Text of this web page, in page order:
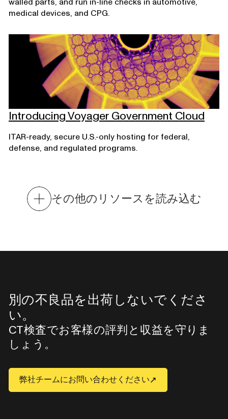
medical devices, and CPG.
Introducing Voyager Government Cloud
ITAR-ready, secure U.S.-only hosting for federal,
defense, and regulated programs.
その他のリソースを読み込む
別の不良品を出荷しないでくださ
い。
CT検査でお客様の評判と収益を守りま
しょう。
弊社チームにお問い合わせください